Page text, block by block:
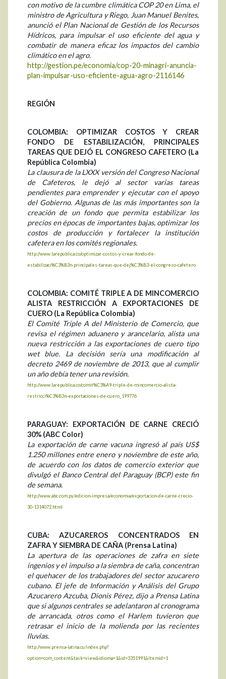
con motivo de la cumbre climática COP 20 en Lima, el
ministro de Agricultura y Riego, Juan Manuel Benites,
anunció el Plan Nacional de Gestión de los Recursos
Hídricos, para impulsar el uso eficiente del agua y
combatir de manera eficaz los impactos del cambio
climático en el agro.
http://gestion.pe/economia/cop-20-minagri-anuncia-
plan-impulsar-uso-eficiente-agua-agro-2116146
REGIÓN
COLOMBIA: OPTIMIZAR COSTOS Y CREAR
FONDO DE ESTABILIZACIÓN, PRINCIPALES
TAREAS QUE DEJÓ EL CONGRESO CAFETERO (La
República Colombia)
La clausura de la LXXX versión del Congreso Nacional
de Cafeteros, le dejó al sector varias tareas
pendientes para emprender y ejecutar con el apoyo
del Gobierno. Algunas de las más importantes son la
creación de un fondo que permita estabilizar los
precios en épocas de importantes bajas, optimizar los
costos de producción y fortalecer la institución
cafetera en los comités regionales.
http://www.larepublica.co/optimizar-costos-y-crear-fondo-de-
estabilizaci%C3%B3n-principales-tareas-que-dej%C3%B3-el-congreso-cafetero
COLOMBIA: COMITÉ TRIPLE A DE MINCOMERCIO
ALISTA RESTRICCIÓN A EXPORTACIONES DE
CUERO (La República Colombia)
El Comité Triple A del Ministerio de Comercio, que
revisa el régimen aduanero y arancelario, alista una
nueva restricción a las exportaciones de cuero tipo
wet blue. La decisión sería una modificación al
decreto 2469 de noviembre de 2013, que al cumplir
un año debía tener una revisión.
http://www.larepublica.co/comit%C3%A9-triple-de-mincomercio-alista-
restricci%C3%B3n-exportaciones-de-cuero_199776
PARAGUAY: EXPORTACIÓN DE CARNE CRECIÓ
30% (ABC Color)
La exportación de carne vacuna ingresó al país US$
1.250 millones entre enero y noviembre de este año,
de acuerdo con los datos de comercio exterior que
divulgó el Banco Central del Paraguay (BCP) este fin
de semana.
http://www.abc.com.py/edicion-impresa/economia/exportacion-de-carne-crecio-
30-1314072.html
CUBA: AZUCAREROS CONCENTRADOS EN
ZAFRA Y SIEMBRA DE CAÑA (Prensa Latina)
La apertura de las operaciones de zafra en siete
ingenios y el impulso a la siembra de caña, concentran
el quehacer de los trabajadores del sector azucarero
cubano. El jefe de Información y Análisis del Grupo
Azucarero Azcuba, Dionis Pérez, dijo a Prensa Latina
que si algunos centrales se adelantaron al cronograma
de arrancada, otros como el Harlem tuvieron que
retrasar el inicio de la molienda por las recientes
lluvias.
http://www.prensa-latina.cu/index.php?
option=com_content&task=view&idioma=1&id=3351991&Itemid=1